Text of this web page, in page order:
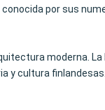
por sus
moderna.
y cultura